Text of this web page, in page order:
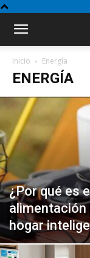
Inicio Energía
ENERGÍA
¿Por qué es
alimentación
hogar